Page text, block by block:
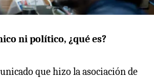
ni político, ¿qué es?
que hizo la asociación de